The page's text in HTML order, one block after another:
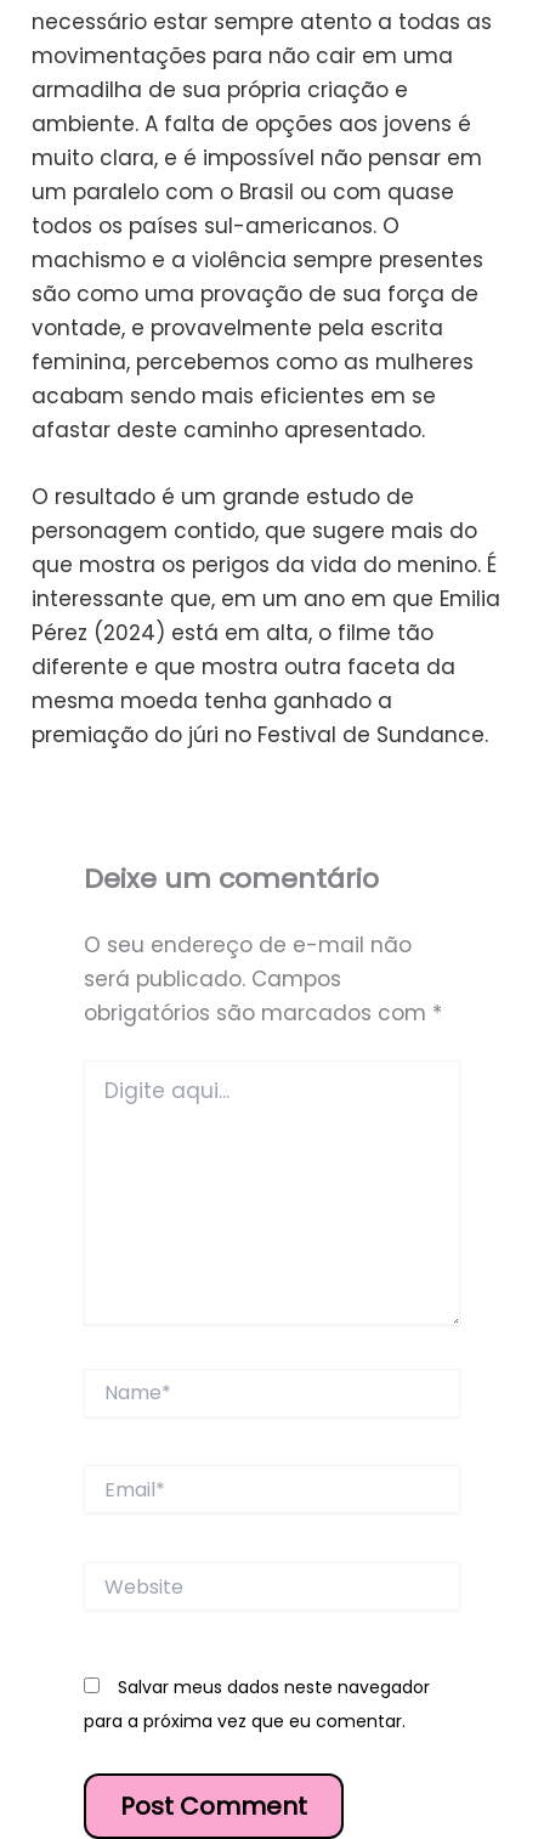
necessário estar sempre atento a todas as
movimentações para não cair em uma
armadilha de sua própria criação e
ambiente. A falta de opções aos jovens é
muito clara, e é impossível não pensar em
um paralelo com o Brasil ou com quase
todos os países sul-americanos. O
machismo e a violência sempre presentes
são como uma provação de sua força de
vontade, e provavelmente pela escrita
feminina, percebemos como as mulheres
acabam sendo mais eficientes em se
afastar deste caminho apresentado.
O resultado é um grande estudo de
personagem contido, que sugere mais do
que mostra os perigos da vida do menino. É
interessante que, em um ano em que Emilia
Pérez (2024) está em alta, o filme tão
diferente e que mostra outra faceta da
mesma moeda tenha ganhado a
premiação do júri no Festival de Sundance.
Deixe um comentário
O seu endereço de e-mail não
será publicado. Campos
obrigatórios são marcados com *
aqui...
Website
Salvar meus dados neste navegador
para a próxima vez que eu comentar.